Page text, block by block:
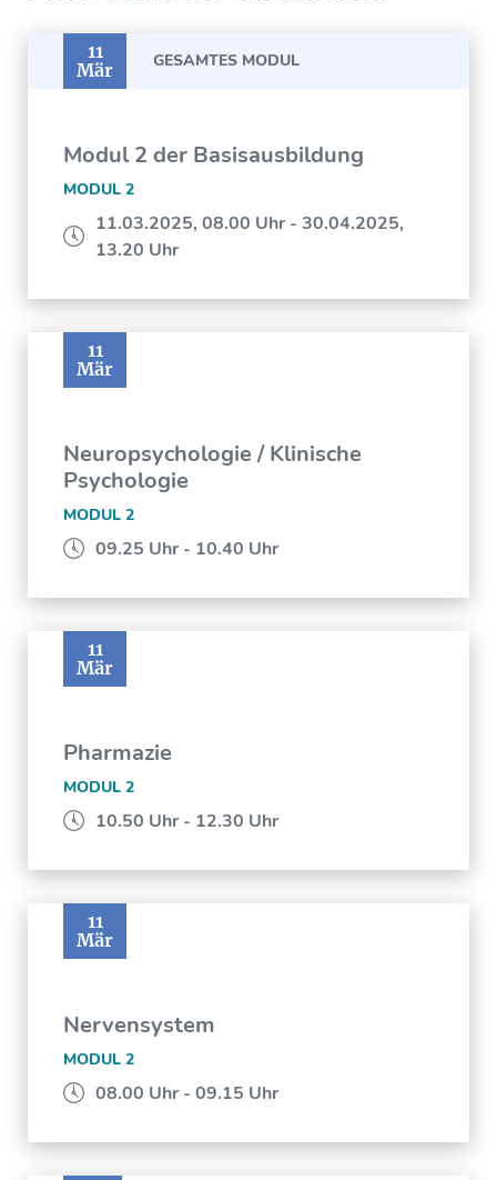
11
Mär
GESAMTES MODUL
Modul 2 der Basisausbildung
MODUL 2
11.03.2025, 08.00 Uhr - 30.04.2025,
13.20 Uhr
11
Mär
Neuropsychologie / Klinische
Psychologie
MODUL 2
09.25 Uhr - 10.40 Uhr
11
Mär
Pharmazie
MODUL 2
10.50 Uhr - 12.30 Uhr
11
Mär
Nervensystem
MODUL 2
08.00 Uhr - 09.15 Uhr